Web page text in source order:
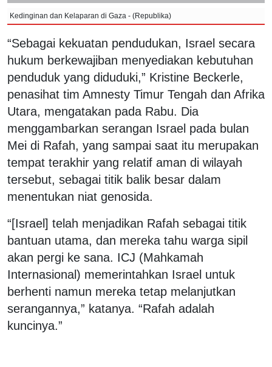
Kedinginan dan Kelaparan di Gaza - (Republika)
“Sebagai kekuatan pendudukan, Israel secara
hukum berkewajiban menyediakan kebutuhan
penduduk yang diduduki,” Kristine Beckerle,
penasihat tim Amnesty Timur Tengah dan Afrika
Utara, mengatakan pada Rabu. Dia
menggambarkan serangan Israel pada bulan
Mei di Rafah, yang sampai saat itu merupakan
tempat terakhir yang relatif aman di wilayah
tersebut, sebagai titik balik besar dalam
menentukan niat genosida.
“[Israel] telah menjadikan Rafah sebagai titik
bantuan utama, dan mereka tahu warga sipil
akan pergi ke sana. ICJ (Mahkamah
Internasional) memerintahkan Israel untuk
berhenti namun mereka tetap melanjutkan
serangannya,” katanya. “Rafah adalah
kuncinya.”